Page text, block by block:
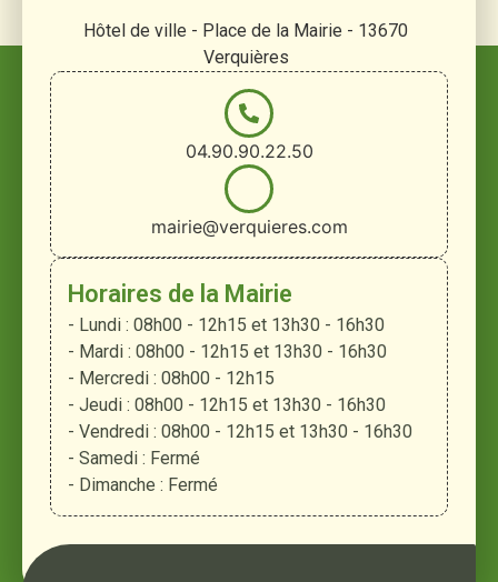
Hôtel de ville - Place de la Mairie - 13670
Verquières
04.90.90.22.50
mairie@verquieres.com
Horaires de la Mairie
- Lundi : 08h00 - 12h15 et 13h30 - 16h30
- Mardi : 08h00 - 12h15 et 13h30 - 16h30
- Mercredi : 08h00 - 12h15
- Jeudi : 08h00 - 12h15 et 13h30 - 16h30
- Vendredi : 08h00 - 12h15 et 13h30 - 16h30
- Samedi : Fermé
- Dimanche : Fermé